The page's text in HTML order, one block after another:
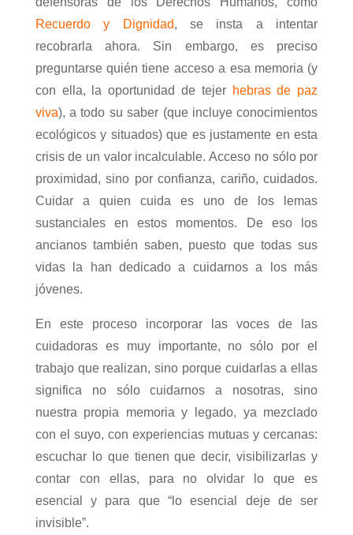
Recuerdo y Dignidad, se insta a intentar
recobrarla ahora. Sin embargo, es preciso
preguntarse quién tiene acceso a esa memoria (y
con ella, la oportunidad de tejer hebras de paz
viva), a todo su saber (que incluye conocimientos
ecológicos y situados) que es justamente en esta
crisis de un valor incalculable. Acceso no sólo por
proximidad, sino por confianza, cariño, cuidados.
Cuidar a quien cuida es uno de los lemas
sustanciales en estos momentos. De eso los
ancianos también saben, puesto que todas sus
vidas la han dedicado a cuidarnos a los más
jóvenes.
En este proceso incorporar las voces de las
cuidadoras es muy importante, no sólo por el
trabajo que realizan, sino porque cuidarlas a ellas
significa no sólo cuidarnos a nosotras, sino
nuestra propia memoria y legado, ya mezclado
con el suyo, con experiencias mutuas y cercanas:
escuchar lo que tienen que decir, visibilizarlas y
contar con ellas, para no olvidar lo que es
esencial y para que “lo esencial deje de ser
invisible”.